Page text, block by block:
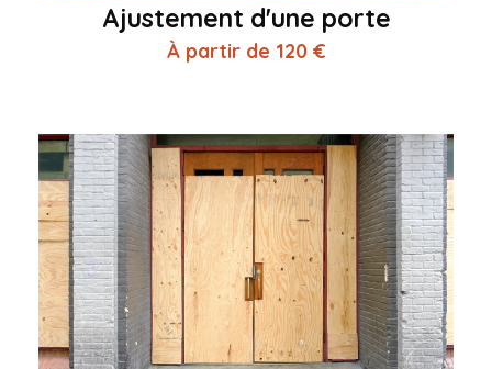
Ajustement d'une porte
À partir de 120 €